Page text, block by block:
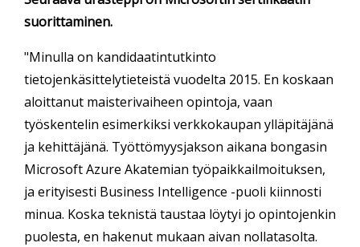
suorittaminen.
"Minulla on kandidaatintutkinto
tietojenkäsittelytieteistä vuodelta 2015. En koskaan
aloittanut maisterivaiheen opintoja, vaan
työskentelin esimerkiksi verkkokaupan ylläpitäjänä
ja kehittäjänä. Työttömyysjakson aikana bongasin
Microsoft Azure Akatemian työpaikkailmoituksen,
ja erityisesti Business Intelligence -puoli kiinnosti
minua. Koska teknistä taustaa löytyi jo opintojenkin
puolesta, en hakenut mukaan aivan nollatasolta.